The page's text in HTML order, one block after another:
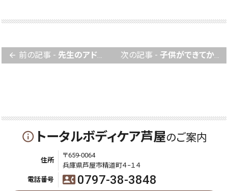
arrow_back 前の記事 - 先生のアドバイスで自己管理に目覚めさせて頂きました。 次の記事 - 子供ができてからも子供を連れて通えるのも他の院には無い魅力だと思います。
info_outline トータルボディケア芦屋のご案内
住所
〒659-0064
兵庫県芦屋市精道町４−１４
電話番号
contact_phone 0797-38-3848